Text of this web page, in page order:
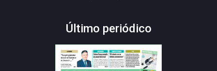
Último periódico